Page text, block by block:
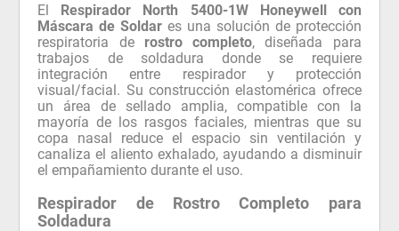
El Respirador North 5400-1W Honeywell con
Máscara de Soldar es una solución de protección
respiratoria de rostro completo, diseñada para
trabajos de soldadura donde se requiere
integración entre respirador y protección
visual/facial. Su construcción elastomérica ofrece
un área de sellado amplia, compatible con la
mayoría de los rasgos faciales, mientras que su
copa nasal reduce el espacio sin ventilación y
canaliza el aliento exhalado, ayudando a disminuir
el empañamiento durante el uso.
Respirador de Rostro Completo para
Soldadura